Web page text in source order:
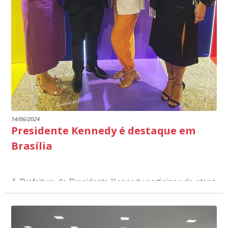
14/06/2024
Presidente Kennedy é destaque em
Brasília
A Prefeitura de Presidente Kennedy participou da etapa
nacional do 12º Prêmio Sebrae Prefeitura
Empreendedora, que visou valorizar e destacar o papel
dos gestores públicos comprometidos com o